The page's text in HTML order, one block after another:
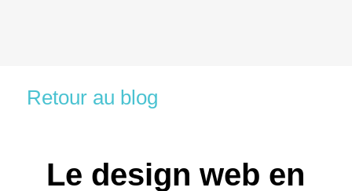
Retour au blog
Le design web en